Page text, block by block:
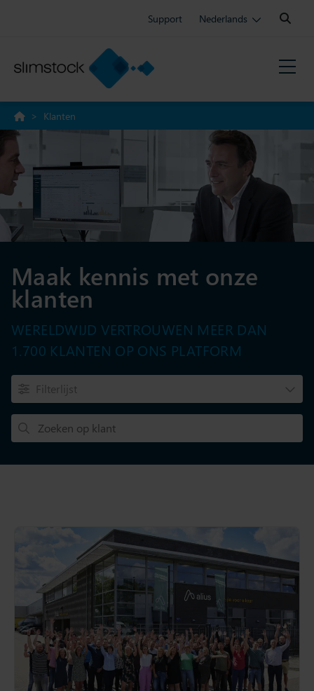
Support Nederlands
Search:
> Klanten
Maak kennis met onze
klanten
WERELDWIJD VERTROUWEN MEER DAN
1.700 KLANTEN OP ONS PLATFORM
Filterlijst